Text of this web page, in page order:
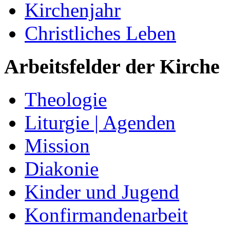
Kirchenjahr
Christliches Leben
Arbeitsfelder der Kirche
Theologie
Liturgie | Agenden
Mission
Diakonie
Kinder und Jugend
Konfirmandenarbeit